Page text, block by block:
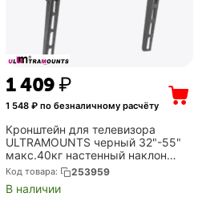
1 409₽
1 548 ₽ по безналичному расчёту
Кронштейн для телевизора
ULTRAMOUNTS черный 32"-55"
макс.40кг настенный наклон
(UM838T)
Код товара: 253959
В наличии